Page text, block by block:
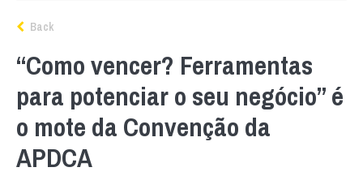
Back
“Como vencer? Ferramentas
para potenciar o seu negócio” é
o mote da Convenção da
APDCA